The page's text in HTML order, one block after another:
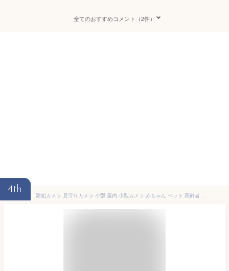
全てのおすすめコメント（2件）
4th
防犯カメラ 見守りカメラ 小型 屋内 小型カメラ 赤ちゃん ペット 高齢者 ペットカメラ 子供見守りカメラ 防犯 防犯グッズ 見守り カメラ みまもりカメラ スマホ対応 PTZ防犯カメラ wifi 高画質 300万画素 会話 できる 録画 【RE】